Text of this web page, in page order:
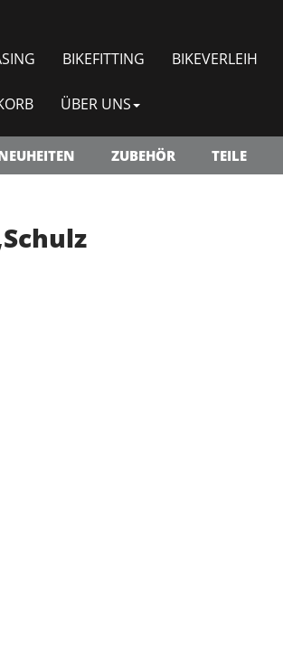
BIKEFITTING BIKEVERLEIH
ÜBER UNS
ZUBEHÖR TEILE